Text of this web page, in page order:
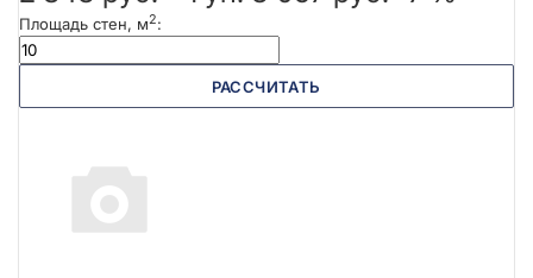
Площадь стен, м2:
РАССЧИТАТЬ